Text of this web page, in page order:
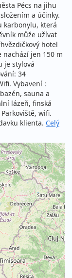
Pécs na jihu
a účinky.
karbonylu, která
může užívat
hotel
jen 150 m
je stylová
34
Vybavení :
sauna a
lázeň, finská
wifi.
klienta. Celý